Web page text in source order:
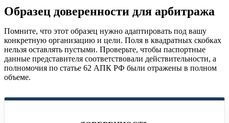
Образец доверенности для арбитража
Помните, что этот образец нужно адаптировать под вашу
конкретную организацию и цели. Поля в квадратных скобках
нельзя оставлять пустыми. Проверьте, чтобы паспортные
данные представителя соответствовали действительности, а
полномочия по статье 62 АПК РФ были отражены в полном
объеме.